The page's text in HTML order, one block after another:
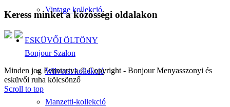
Vintage kollekció
ESKÜVŐI ÖLTÖNY
Wilvorst kollekció
Manzetti-kollekció
Keress minket a közösségi oldalakon
Bonjour Szalon
Minden jog Fenntartva © Copyright - Bonjour Menyasszonyi és
esküvői ruha kölcsönző
Scroll to top